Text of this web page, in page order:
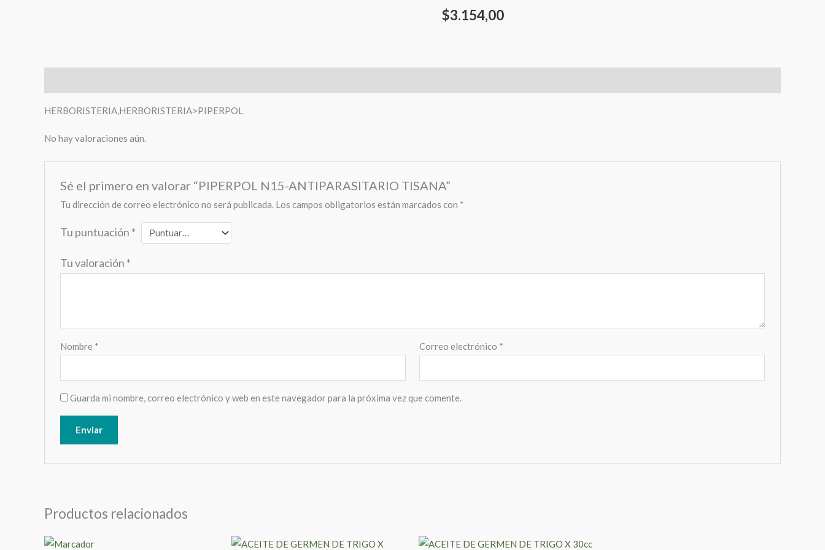
$3.154,00
HERBORISTERIA,HERBORISTERIA>PIPERPOL
No hay valoraciones aún.
Sé el primero en valorar “PIPERPOL N15-ANTIPARASITARIO TISANA”
Tu dirección de correo electrónico no será publicada. Los campos obligatorios están marcados con *
Tu puntuación *
Tu valoración *
Nombre * Correo electrónico *
Guarda mi nombre, correo electrónico y web en este navegador para la próxima vez que comente.
Productos relacionados